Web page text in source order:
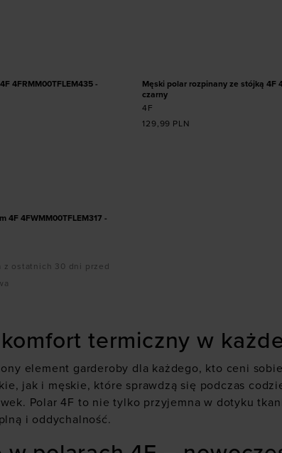
4FRMM00TFLEM435 -
Męski polar rozpinany ze stójką 4F
czarny
4F
129,99 PLN
4F 4FWMM00TFLEM317 -
z ostatnich 30 dni przed
termiczny w
element garderoby dla każdego, kto ceni
jak i męskie, które sprawdzą się podczas
Polar 4F to nie tylko przyjemna w dotyku
i oddychalność.